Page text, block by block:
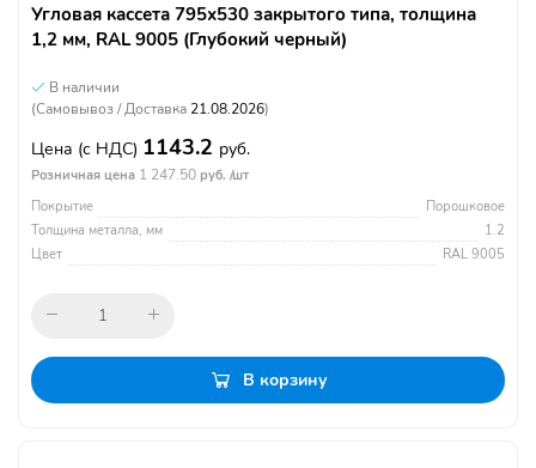
Угловая кассета 795х530 закрытого типа, толщина
1,2 мм, RAL 9005 (Глубокий черный)
В наличии
(Самовывоз / Доставка 21.08.2026)
Цена (с НДС) 1143.2 руб.
Розничная цена 1 247.50 руб. /шт
Покрытие
Порошковое
Толщина металла, мм
1.2
Цвет
RAL 9005
В корзину